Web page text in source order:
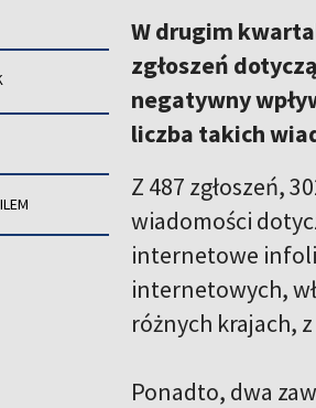
W drugim
zgłoszeń
negatywny
liczba takich
Z 487 zgłoszeń,
wiadomości
internetowe
internetowych,
różnych krajach,
Ponadto, dwa